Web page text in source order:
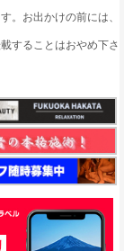
。お出かけの前には、
することはおやめ下さ